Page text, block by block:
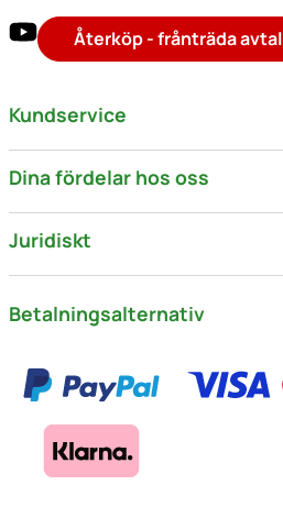
Återköp - frånträda avtal
Kundservice
Dina fördelar hos oss
Juridiskt
Betalningsalternativ